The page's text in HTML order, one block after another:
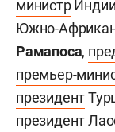
министрИндии
Южно-
Рамапоса,
премьер-
президент
президент